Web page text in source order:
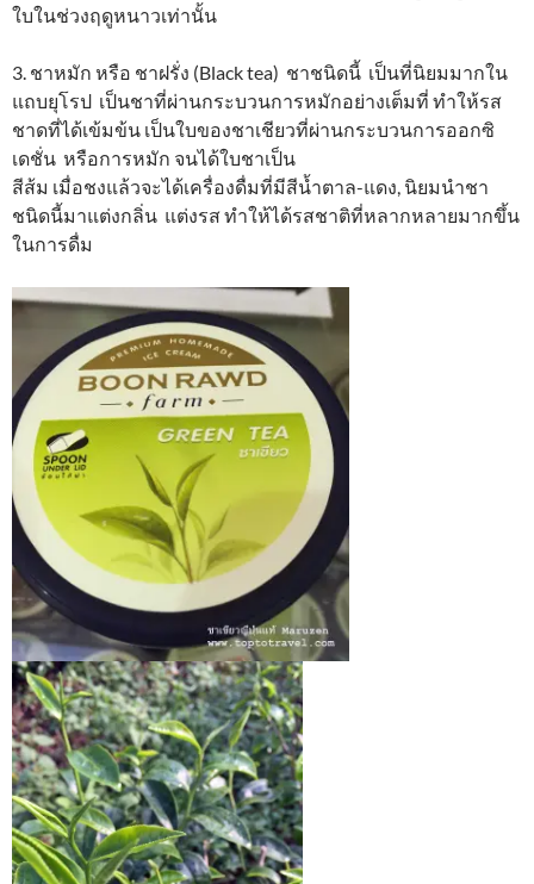
ใบในช่วงฤดูหนาวเท่านั้น
3. ชาหมัก หรือ ชาฝรั่ง (Black tea) ชาชนิดนี้ เป็นที่นิยมมากใน
แถบยุโรป เป็นชาที่ผ่านกระบวนการหมักอย่างเต็มที่ ทำให้รส
ชาดที่ได้เข้มข้น เป็นใบของชาเชียวที่ผ่านกระบวนการออกซิ
เดชั่น หรือการหมัก จนได้ใบชาเป็น
สีส้ม เมื่อชงแล้วจะได้เครื่องดื่มที่มีสีน้ำตาล-แดง, นิยมนำชา
ชนิดนี้มาแต่งกลิ่น แต่งรส ทำให้ได้รสชาติที่หลากหลายมากขึ้น
ในการดื่ม